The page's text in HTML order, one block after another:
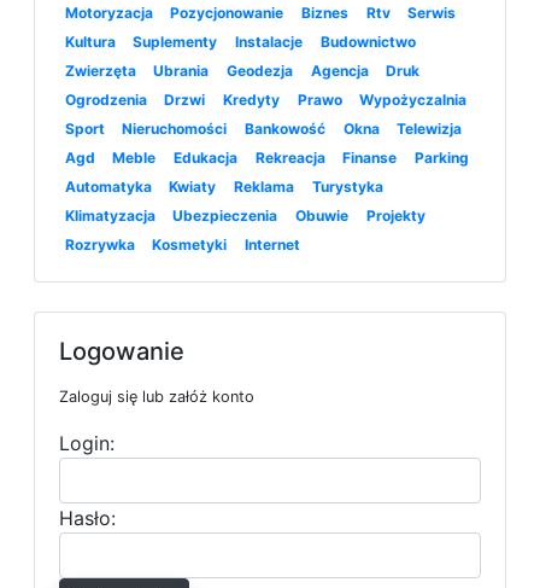
Motoryzacja
Pozycjonowanie Biznes Rtv
Serwis
Kultura
Suplementy Instalacje
Budownictwo
Zwierzęta
Ubrania Geodezja Agencja
Druk
Ogrodzenia
Drzwi Kredyty Prawo
Wypożyczalnia
Sport
Nieruchomości Bankowość Okna
Telewizja
Agd
Meble Edukacja Rekreacja Finanse
Parking
Automatyka
Kwiaty Reklama
Turystyka
Klimatyzacja
Ubezpieczenia Obuwie
Projekty
Rozrywka
Kosmetyki Internet
Logowanie
Zaloguj się lub załóż konto
Login:
Hasło: